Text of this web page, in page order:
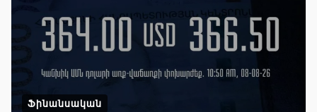
Ֆինանսական